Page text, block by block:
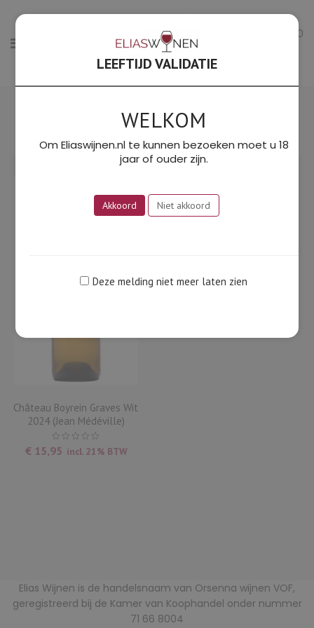
0
Filter
SORTEER OP PRIJS: LAAG NAAR HOOG
Château Boyrein Graves Wit
2024 (Jean Médéville)
€ 15,95 incl. 21% BTW
Elias Wijnen is de handelsnaam van Orsenna wijnen VOF,
geregistreerd bij de Kamer van Koophandel onder nummer
71 66 8004
LEEFTIJD VALIDATIE
WELKOM
Om Eliaswijnen.nl te kunnen bezoeken moet u 18
jaar of ouder zijn.
Akkoord Niet akkoord
Deze melding niet meer laten zien